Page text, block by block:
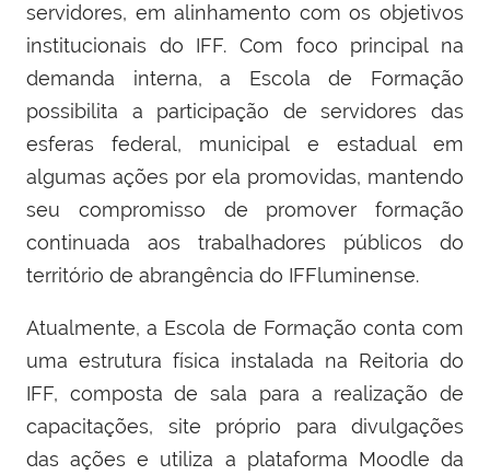
servidores, em alinhamento com os objetivos
institucionais do IFF. Com foco principal na
demanda interna, a Escola de Formação
possibilita a participação de servidores das
esferas federal, municipal e estadual em
algumas ações por ela promovidas, mantendo
seu compromisso de promover formação
continuada aos trabalhadores públicos do
território de abrangência do IFFluminense.
Atualmente, a Escola de Formação conta com
uma estrutura física instalada na Reitoria do
IFF, composta de sala para a realização de
capacitações, site próprio para divulgações
das ações e utiliza a plataforma Moodle da